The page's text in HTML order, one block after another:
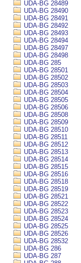
UDA-BG 28489
UDA-BG 28490
UDA-BG 28491
UDA-BG 28492
UDA-BG 28493
UDA-BG 28494
UDA-BG 28497
UDA-BG 28498
UDA-BG 285
UDA-BG 28501
UDA-BG 28502
UDA-BG 28503
UDA-BG 28504
UDA-BG 28505
UDA-BG 28506
UDA-BG 28508
UDA-BG 28509
UDA-BG 28510
UDA-BG 28511
UDA-BG 28512
UDA-BG 28513
UDA-BG 28514
UDA-BG 28515
UDA-BG 28516
UDA-BG 28518
UDA-BG 28519
UDA-BG 28521
UDA-BG 28522
UDA-BG 28523
UDA-BG 28524
UDA-BG 28525
UDA-BG 28526
UDA-BG 28532
UDA-BG 286
UDA-BG 287